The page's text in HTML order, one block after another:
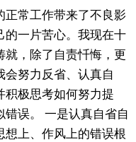
正常工作带来了不良影
的一片苦心。我现在十
就，除了自责忏悔，更
会努力反省、认真自
积极思考如何努力提
误。 一是认真自省自
想上、作风上的错误根